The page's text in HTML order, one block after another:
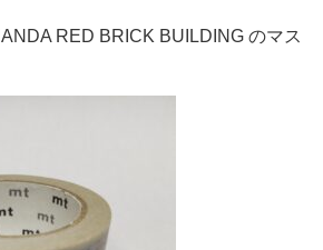
RED BRICK BUILDING のマス